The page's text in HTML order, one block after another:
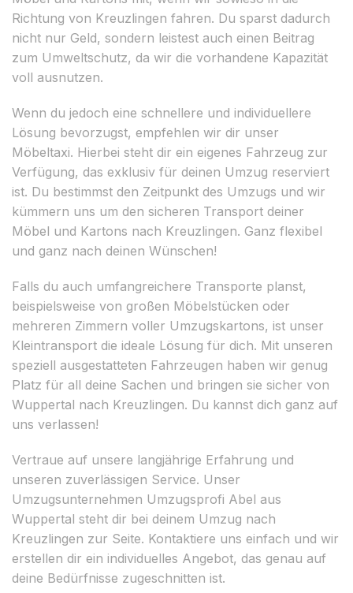
Richtung von Kreuzlingen fahren. Du sparst dadurch
nicht nur Geld, sondern leistest auch einen Beitrag
zum Umweltschutz, da wir die vorhandene Kapazität
voll ausnutzen.
Wenn du jedoch eine schnellere und individuellere
Lösung bevorzugst, empfehlen wir dir unser
Möbeltaxi. Hierbei steht dir ein eigenes Fahrzeug zur
Verfügung, das exklusiv für deinen Umzug reserviert
ist. Du bestimmst den Zeitpunkt des Umzugs und wir
kümmern uns um den sicheren Transport deiner
Möbel und Kartons nach Kreuzlingen. Ganz flexibel
und ganz nach deinen Wünschen!
Falls du auch umfangreichere Transporte planst,
beispielsweise von großen Möbelstücken oder
mehreren Zimmern voller Umzugskartons, ist unser
Kleintransport die ideale Lösung für dich. Mit unseren
speziell ausgestatteten Fahrzeugen haben wir genug
Platz für all deine Sachen und bringen sie sicher von
Wuppertal nach Kreuzlingen. Du kannst dich ganz auf
uns verlassen!
Vertraue auf unsere langjährige Erfahrung und
unseren zuverlässigen Service. Unser
Umzugsunternehmen Umzugsprofi Abel aus
Wuppertal steht dir bei deinem Umzug nach
Kreuzlingen zur Seite. Kontaktiere uns einfach und wir
erstellen dir ein individuelles Angebot, das genau auf
deine Bedürfnisse zugeschnitten ist.